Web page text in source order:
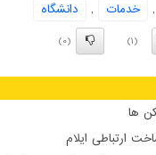
, خدمات ,
دانشگاه
(1)
(0)
ها
ارتباطی ایلام